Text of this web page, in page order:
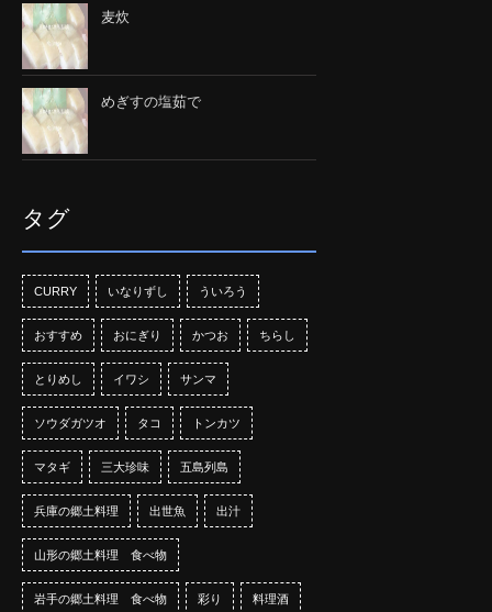
麦炊
めぎすの塩茹で
タグ
CURRY いなりずし ういろう
おすすめ おにぎり かつお ちらし
とりめし イワシ サンマ
ソウダガツオ タコ トンカツ
マタギ 三大珍味 五島列島
兵庫の郷土料理 出世魚 出汁
山形の郷土料理 食べ物
岩手の郷土料理 食べ物 彩り 料理酒